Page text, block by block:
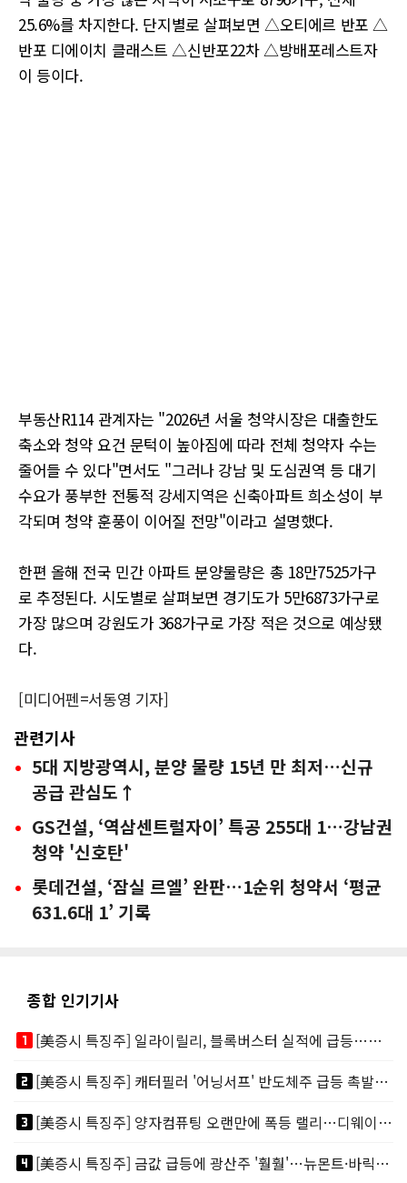
25.6%를 차지한다. 단지별로 살펴보면 △오티에르 반포 △
반포 디에이치 클래스트 △신반포22차 △방배포레스트자
이 등이다.
부동산R114 관계자는 "2026년 서울 청약시장은 대출한도
축소와 청약 요건 문턱이 높아짐에 따라 전체 청약자 수는
줄어들 수 있다"면서도 "그러나 강남 및 도심권역 등 대기
수요가 풍부한 전통적 강세지역은 신축아파트 희소성이 부
각되며 청약 훈풍이 이어질 전망"이라고 설명했다.
한편 올해 전국 민간 아파트 분양물량은 총 18만7525가구
로 추정된다. 시도별로 살펴보면 경기도가 5만6873가구로
가장 많으며 강원도가 368가구로 가장 적은 것으로 예상됐
다.
[미디어펜=서동영 기자]
관련기사
5대 지방광역시, 분양 물량 15년 만 최저…신규
공급 관심도↑
GS건설, ‘역삼센트럴자이’ 특공 255대 1…강남권
청약 '신호탄'
롯데건설, ‘잠실 르엘’ 완판…1순위 청약서 ‘평균
631.6대 1’ 기록
종합 인기기사
looks_one
[美증시 특징주] 일라이릴리, 블록버스터 실적에 급등…마운자로 매출 폭발
looks_two
[美증시 특징주] 캐터필러 '어닝서프' 반도체주 급등 촉발…"AI 데이터센터 건설 강력"
looks_3
[美증시 특징주] 양자컴퓨팅 오랜만에 폭등 랠리…디웨이브·아이온큐 주도
looks_4
[美증시 특징주] 금값 급등에 광산주 '훨훨'…뉴몬트·바릭마이닝 주도